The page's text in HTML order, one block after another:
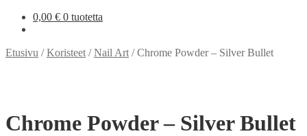
0,00 € 0 tuotetta
Etusivu /Koristeet /Nail Art /Chrome Powder – Silver Bullet
Chrome Powder – Silver Bullet